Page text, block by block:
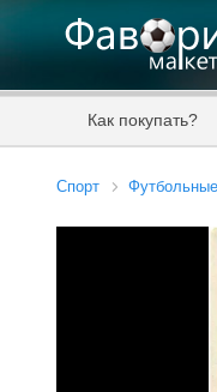
Как покупать?
Спорт